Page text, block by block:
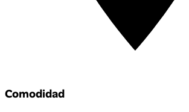
Comodidad